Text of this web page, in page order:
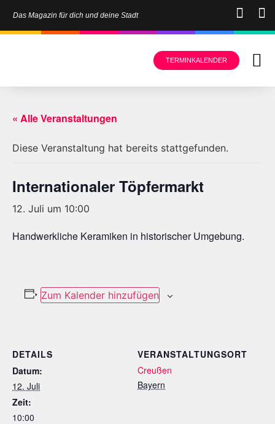
Das Magazin für dich und deine Stadt
TERMINKALENDER
« Alle Veranstaltungen
Diese Veranstaltung hat bereits stattgefunden.
Internationaler Töpfermarkt
12. Juli um 10:00
Handwerkliche Keramiken in historischer Umgebung.
Zum Kalender hinzufügen
DETAILS
Datum:
12. Juli
Zeit:
10:00
VERANSTALTUNGSORT
Creußen
Bayern